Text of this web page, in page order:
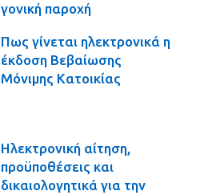
γονική παροχή
Πως γίνεται ηλεκτρονικά η
έκδοση Βεβαίωσης
Μόνιμης Κατοικίας
Ηλεκτρονική αίτηση,
προϋποθέσεις και
δικαιολογητικά για την